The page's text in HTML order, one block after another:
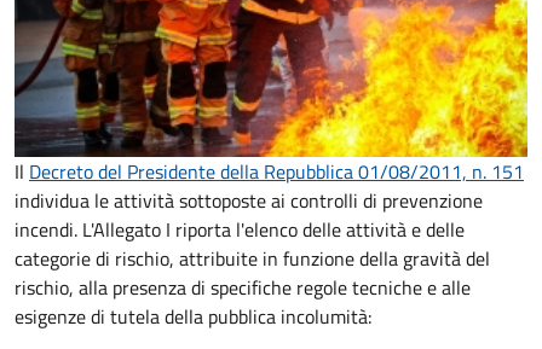
Il Decreto del Presidente della Repubblica 01/08/2011, n. 151
individua le attività sottoposte ai controlli di prevenzione
incendi. L'Allegato I riporta l'elenco delle attività e delle
categorie di rischio, attribuite in funzione della gravità del
rischio, alla presenza di specifiche regole tecniche e alle
esigenze di tutela della pubblica incolumità: